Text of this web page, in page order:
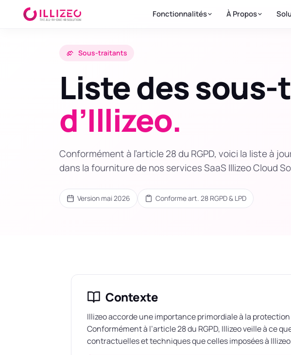
Fonctionnalités À Propos
Sous-traitants
Liste des
d’Illizeo.
Conformément à l’article 28 du RGPD, voici la liste à
dans la fourniture de nos services SaaS Illizeo Cloud
Version mai 2026 Conforme art. 28 RGPD & LPD
Contexte
Illizeo accorde une importance primordiale à la
Conformément à l’article 28 du RGPD, Illizeo veille à ce
contractuelles et techniques que celles imposées à